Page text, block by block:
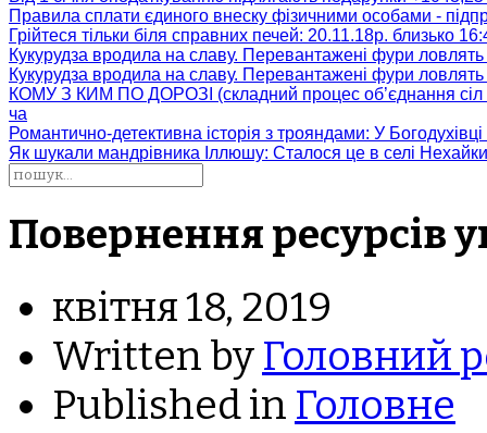
Правила сплати єдиного внеску фізичними особами -
Грійтеся тільки біля справних печей: 20.11.18р. близько
Кукурудза вродила на славу. Перевантажені фури
Кукурудза вродила на славу. Перевантажені фури
КОМУ З КИМ ПО ДОРОЗІ (складний процес об’єднання сіл
ча
Романтично-детективна історія з трояндами: У
Як шукали мандрівника Іллюшу: Сталося це в селі
Повернення ресурсів
квітня 18, 2019
Written by Головний
Published in Головне